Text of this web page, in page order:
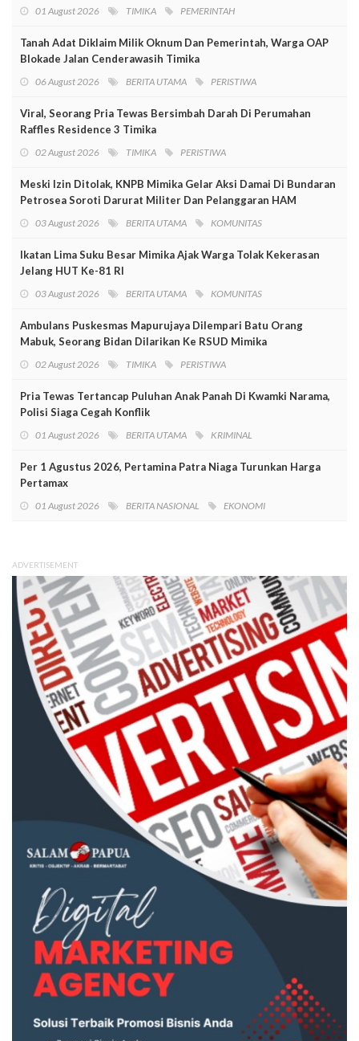
01 August 2026 TIMIKA PEMERINTAH
Tanah Adat Diklaim Milik Oknum Dan Pemerintah, Warga OAP
Blokade Jalan Cenderawasih Timika
06 August 2026 BERITA UTAMA PERISTIWA
Viral, Seorang Pria Tewas Bersimbah Darah Di Perumahan
Raffles Residence 3 Timika
02 August 2026 TIMIKA PERISTIWA
Meski Izin Ditolak, KNPB Mimika Gelar Aksi Damai Di Bundaran
Petrosea Soroti Darurat Militer Dan Pelanggaran HAM
03 August 2026 BERITA UTAMA KOMUNITAS
Ikatan Lima Suku Besar Mimika Ajak Warga Tolak Kekerasan
Jelang HUT Ke-81 RI
03 August 2026 BERITA UTAMA KOMUNITAS
Ambulans Puskesmas Mapurujaya Dilempari Batu Orang
Mabuk, Seorang Bidan Dilarikan Ke RSUD Mimika
02 August 2026 TIMIKA PERISTIWA
Pria Tewas Tertancap Puluhan Anak Panah Di Kwamki Narama,
Polisi Siaga Cegah Konflik
01 August 2026 BERITA UTAMA KRIMINAL
Per 1 Agustus 2026, Pertamina Patra Niaga Turunkan Harga
Pertamax
01 August 2026 BERITA NASIONAL EKONOMI
ADVERTISEMENT